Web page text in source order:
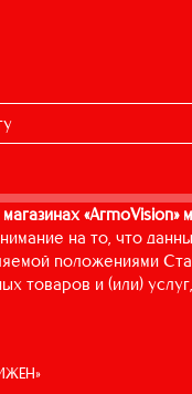
«ArmoVision»
на то, что
положениями
товаров и (или)